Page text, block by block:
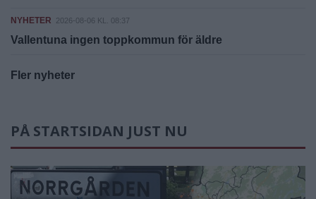
NYHETER 2026-08-06 KL. 08:37
Vallentuna ingen toppkommun för äldre
Fler nyheter
PÅ STARTSIDAN JUST NU